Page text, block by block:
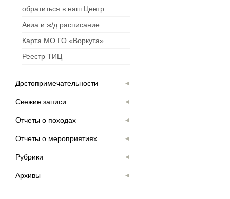
обратиться в наш Центр
Авиа и ж/д расписание
Карта МО ГО «Воркута»
Реестр ТИЦ
Достопримечательности
Свежие записи
Отчеты о походах
Отчеты о мероприятиях
Рубрики
Архивы